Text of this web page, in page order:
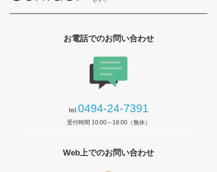
お電話でのお問い合わせ
tel. 0494-24-7391
受付時間 10:00～18:00（無休）
Web上でのお問い合わせ